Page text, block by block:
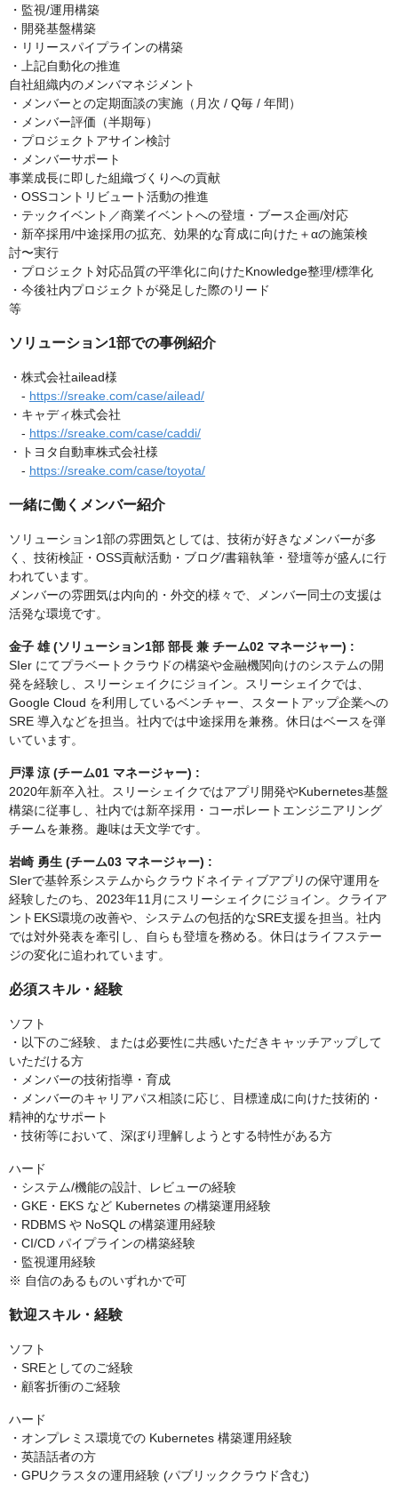
・監視/運用構築
・開発基盤構築
・リリースパイプラインの構築
・上記自動化の推進
自社組織内のメンバマネジメント
・メンバーとの定期面談の実施（月次 / Q毎 / 年間）
・メンバー評価（半期毎）
・プロジェクトアサイン検討
・メンバーサポート
事業成長に即した組織づくりへの貢献
・OSSコントリビュート活動の推進
・テックイベント／商業イベントへの登壇・ブース企画/対応
・新卒採用/中途採用の拡充、効果的な育成に向けた＋αの施策検
討〜実行
・プロジェクト対応品質の平準化に向けたKnowledge整理/標準化
・今後社内プロジェクトが発足した際のリード
等
ソリューション1部での事例紹介
・株式会社ailead様
- https://sreake.com/case/ailead/
・キャディ株式会社
- https://sreake.com/case/caddi/
・トヨタ自動車株式会社様
- https://sreake.com/case/toyota/
一緒に働くメンバー紹介
ソリューション1部の雰囲気としては、技術が好きなメンバーが多
く、技術検証・OSS貢献活動・ブログ/書籍執筆・登壇等が盛んに行
われています。
メンバーの雰囲気は内向的・外交的様々で、メンバー同士の支援は
活発な環境です。
金子 雄 (ソリューション1部 部長 兼 チーム02 マネージャー) :
SIer にてプラベートクラウドの構築や金融機関向けのシステムの開
発を経験し、スリーシェイクにジョイン。スリーシェイクでは、
Google Cloud を利用しているベンチャー、スタートアップ企業への
SRE 導入などを担当。社内では中途採用を兼務。休日はベースを弾
いています。
戸澤 涼 (チーム01 マネージャー) :
2020年新卒入社。スリーシェイクではアプリ開発やKubernetes基盤
構築に従事し、社内では新卒採用・コーポレートエンジニアリング
チームを兼務。趣味は天文学です。
岩崎 勇生 (チーム03 マネージャー) :
SIerで基幹系システムからクラウドネイティブアプリの保守運用を
経験したのち、2023年11月にスリーシェイクにジョイン。クライア
ントEKS環境の改善や、システムの包括的なSRE支援を担当。社内
では対外発表を牽引し、自らも登壇を務める。休日はライフステー
ジの変化に追われています。
必須スキル・経験
ソフト
・以下のご経験、または必要性に共感いただきキャッチアップして
いただける方
・メンバーの技術指導・育成
・メンバーのキャリアパス相談に応じ、目標達成に向けた技術的・
精神的なサポート
・技術等において、深ぼり理解しようとする特性がある方
ハード
・システム/機能の設計、レビューの経験
・GKE・EKS など Kubernetes の構築運用経験
・RDBMS や NoSQL の構築運用経験
・CI/CD パイプラインの構築経験
・監視運用経験
※ 自信のあるものいずれかで可
歓迎スキル・経験
ソフト
・SREとしてのご経験
・顧客折衝のご経験
ハード
・オンプレミス環境での Kubernetes 構築運用経験
・英語話者の方
・GPUクラスタの運用経験 (パブリッククラウド含む)